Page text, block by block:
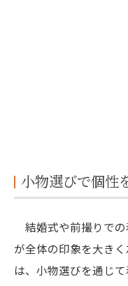
小物選びで個性
結婚式や前撮りでの
が全体の印象を大き
は、小物選びを通じ